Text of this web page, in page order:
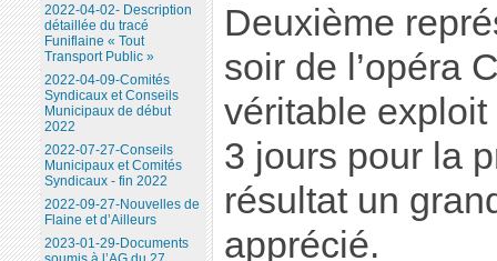
Deuxième
soir de l’opéra
véritable
3 jours pour la
résultat un
apprécié.
2022-04-02- Description
détaillée du tracé
Funiflaine « Tout
Transport Public »
2022-04-09-Comités
Syndicaux et Conseils
Municipaux de début
2022
2022-07-27-Conseils
Municipaux et Comités
Syndicaux - fin 2022
2022-09-27-Nouvelles de
Flaine et d’Ailleurs
2023-01-29-Documents